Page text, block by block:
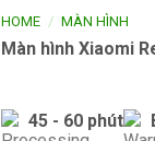
HOME / MÀN HÌNH
Màn hình Xiaomi
45 - 60 phút